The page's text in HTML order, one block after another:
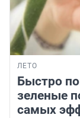
ЛЕТО
Быстро
зеленые
самых